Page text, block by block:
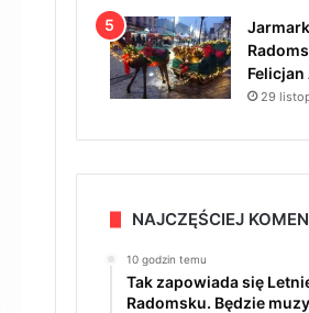
29
NAJCZĘŚCIEJ
10 godzin temu
Tak zapowiada się
Radomsku. Będzie